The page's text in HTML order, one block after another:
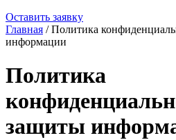
Оставить заявку
Главная /Политика
информации
Политика
защиты